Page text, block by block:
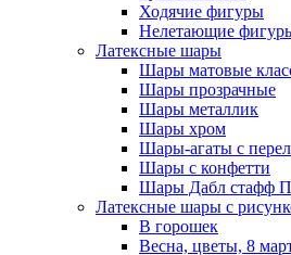
Ходячие фигуры
Нелетающие
Латексные шары
Шары матовые
Шары прозрачные
Шары металлик
Шары хром
Шары-агаты с
Шары с конфетти
Шары Дабл стафф
Латексные шары с
В горошек
Весна, цветы, 8